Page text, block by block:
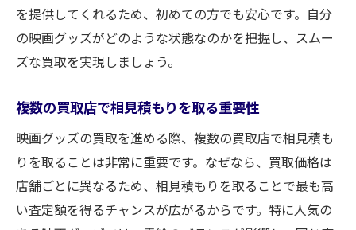
を提供してくれるため、初めての方でも安心です。自分
の映画グッズがどのような状態なのかを把握し、スムー
ズな買取を実現しましょう。
複数の買取店で相見積もりを取る重要性
映画グッズの買取を進める際、複数の買取店で相見積も
りを取ることは非常に重要です。なぜなら、買取価格は
店舗ごとに異なるため、相見積もりを取ることで最も高
い査定額を得るチャンスが広がるからです。特に人気の